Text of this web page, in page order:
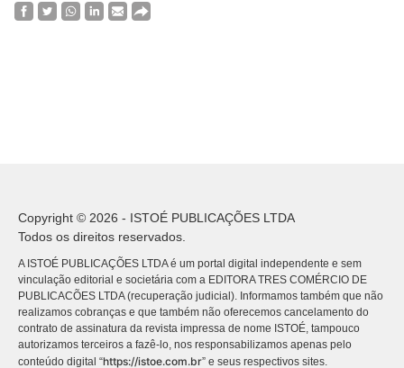
Copyright © 2026 - ISTOÉ PUBLICAÇÕES LTDA
Todos os direitos reservados.
A ISTOÉ PUBLICAÇÕES LTDA é um portal digital independente e sem
vinculação editorial e societária com a EDITORA TRES COMÉRCIO DE
PUBLICACÕES LTDA (recuperação judicial). Informamos também que não
realizamos cobranças e que também não oferecemos cancelamento do
contrato de assinatura da revista impressa de nome ISTOÉ, tampouco
autorizamos terceiros a fazê-lo, nos responsabilizamos apenas pelo
conteúdo digital “https://istoe.com.br” e seus respectivos sites.